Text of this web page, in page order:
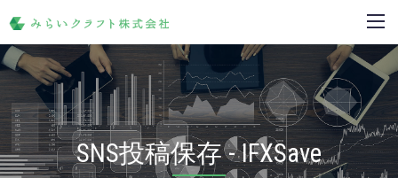
SNS投稿保存 - IFXSave